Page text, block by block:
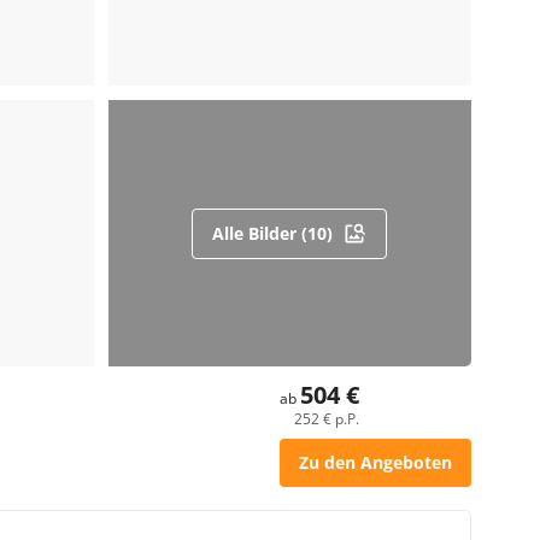
Alle Bilder (10)
ab 504 €
252 € p.P.
Zu den Angeboten